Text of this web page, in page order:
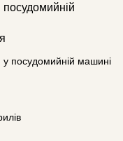
у посудомийній машині